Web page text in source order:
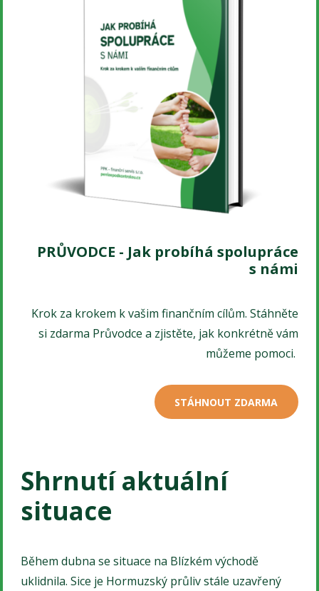
PRŮVODCE - Jak probíhá spolupráce
s námi
Krok za krokem k vašim finančním cílům. Stáhněte
si zdarma Průvodce a zjistěte, jak konkrétně vám
můžeme pomoci.
STÁHNOUT ZDARMA
Shrnutí aktuální
situace
Během dubna se situace na Blízkém východě
uklidnila. Sice je Hormuzský průliv stále uzavřený